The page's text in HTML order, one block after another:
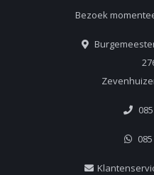
Bezoek